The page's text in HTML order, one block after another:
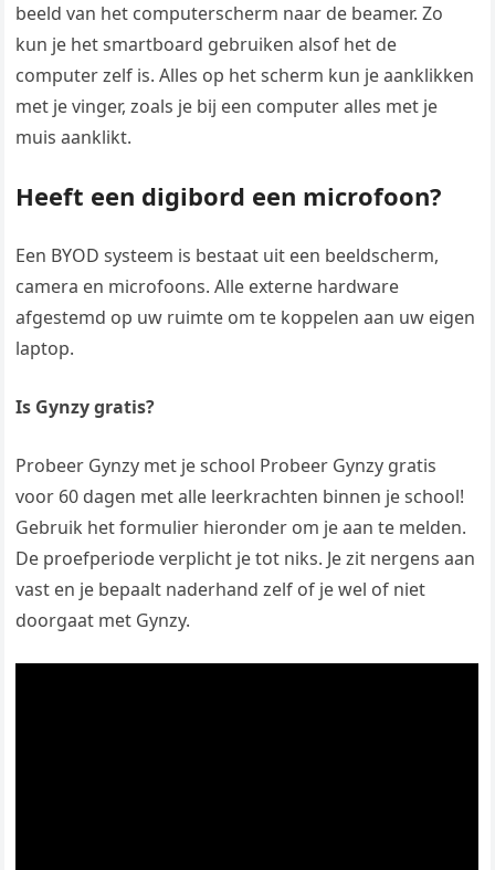
beeld van het computerscherm naar de beamer. Zo
kun je het smartboard gebruiken alsof het de
computer zelf is. Alles op het scherm kun je aanklikken
met je vinger, zoals je bij een computer alles met je
muis aanklikt.
Heeft een digibord een microfoon?
Een BYOD systeem is bestaat uit een beeldscherm,
camera en microfoons. Alle externe hardware
afgestemd op uw ruimte om te koppelen aan uw eigen
laptop.
Is Gynzy gratis?
Probeer Gynzy met je school Probeer Gynzy gratis
voor 60 dagen met alle leerkrachten binnen je school!
Gebruik het formulier hieronder om je aan te melden.
De proefperiode verplicht je tot niks. Je zit nergens aan
vast en je bepaalt naderhand zelf of je wel of niet
doorgaat met Gynzy.